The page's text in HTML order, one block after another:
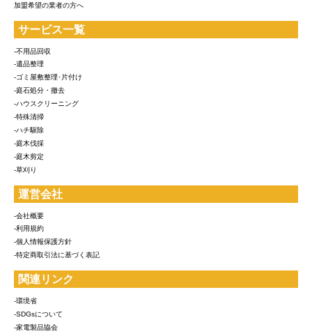
加盟希望の業者の方へ
サービス一覧
-不用品回収
-遺品整理
-ゴミ屋敷整理･片付け
-庭石処分・撤去
-ハウスクリーニング
-特殊清掃
-ハチ駆除
-庭木伐採
-庭木剪定
-草刈り
運営会社
-会社概要
-利用規約
-個人情報保護方針
-特定商取引法に基づく表記
関連リンク
-環境省
-SDGsについて
-家電製品協会